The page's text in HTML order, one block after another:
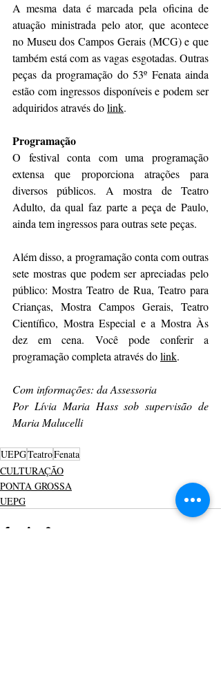
A mesma data é marcada pela oficina de
atuação ministrada pelo ator, que acontece
no Museu dos Campos Gerais (MCG) e que
também está com as vagas esgotadas. Outras
peças da programação do 53º Fenata ainda
estão com ingressos disponíveis e podem ser
adquiridos através do link.
Programação
O festival conta com uma programação
extensa que proporciona atrações para
diversos públicos. A mostra de Teatro
Adulto, da qual faz parte a peça de Paulo,
ainda tem ingressos para outras sete peças.
Além disso, a programação conta com outras
sete mostras que podem ser apreciadas pelo
público: Mostra Teatro de Rua, Teatro para
Crianças, Mostra Campos Gerais, Teatro
Científico, Mostra Especial e a Mostra Às
dez em cena. Você pode conferir a
programação completa através do link.
Com informações: da Assessoria
Por Lívia Maria Hass sob supervisão de
Maria Malucelli
UEPGTeatroFenata
CULTURAÇÃO
PONTA GROSSA
UEPG